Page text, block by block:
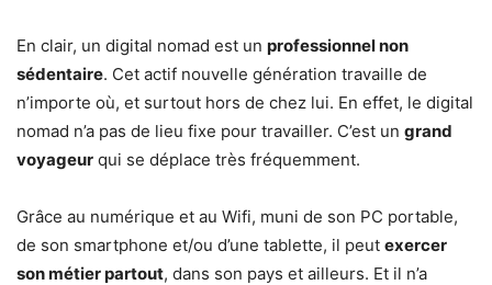
En clair, un digital nomad est un professionnel non
sédentaire. Cet actif nouvelle génération travaille de
n’importe où, et surtout hors de chez lui. En effet, le digital
nomad n’a pas de lieu fixe pour travailler. C’est un grand
voyageur qui se déplace très fréquemment.
Grâce au numérique et au Wifi, muni de son PC portable,
de son smartphone et/ou d’une tablette, il peut exercer
son métier partout, dans son pays et ailleurs. Et il n’a